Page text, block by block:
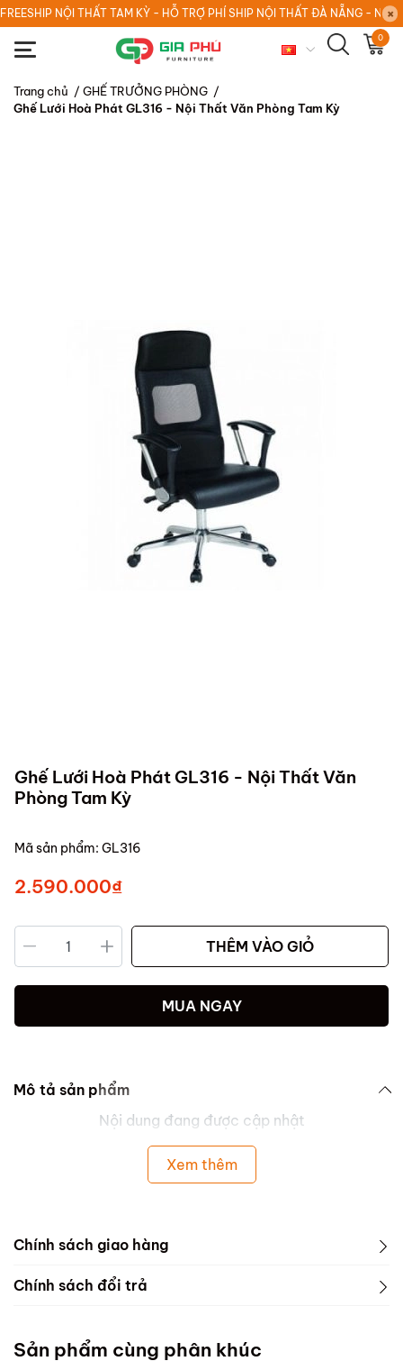
FREESHIP NỘI THẤT TAM KỲ - HỖ TRỢ PHÍ SHIP NỘI THẤT ĐÀ NẴNG - NỘI
0
Trang chủ / GHẾ TRƯỞNG PHÒNG /
Ghế Lưới Hoà Phát GL316 - Nội Thất Văn Phòng Tam Kỳ
Ghế Lưới Hoà Phát GL316 - Nội Thất Văn
Phòng Tam Kỳ
Mã sản phẩm: GL316
2.590.000₫
THÊM VÀO GIỎ
MUA NGAY
Mô tả sản phẩm
Nội dung đang được cập nhật
Xem thêm
Chính sách giao hàng
Chính sách đổi trả
Sản phẩm cùng phân khúc